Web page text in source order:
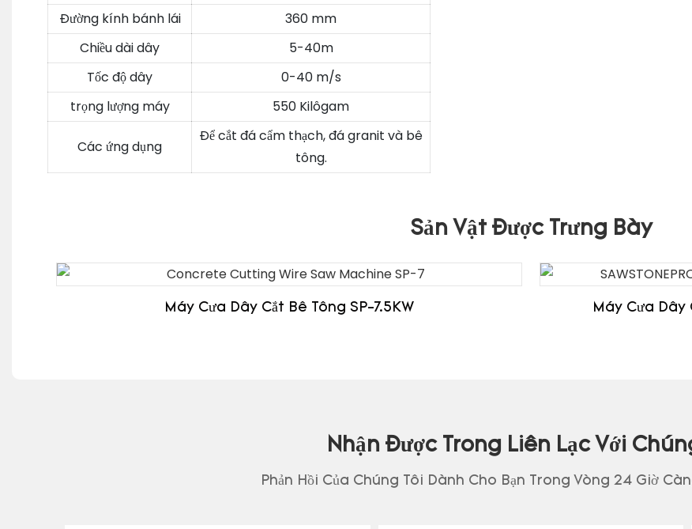
Đường kính bánh lái
360 mm
Chiều dài dây
5-40m
Tốc độ dây
0-40 m/s
trọng lượng máy
550 Kilôgam
Các ứng dụng
Để cắt đá cẩm thạch, đá granit và bê
tông.
Sản Vật Được Trưng Bày
Máy Cưa Dây Cắt Bê Tông SP-7.5KW Máy Cưa Dây
Nhận Được Trong Liên Lạc Với
Phản Hồi Của Chúng Tôi Dành Cho Bạn Trong Vòng 24 Giờ